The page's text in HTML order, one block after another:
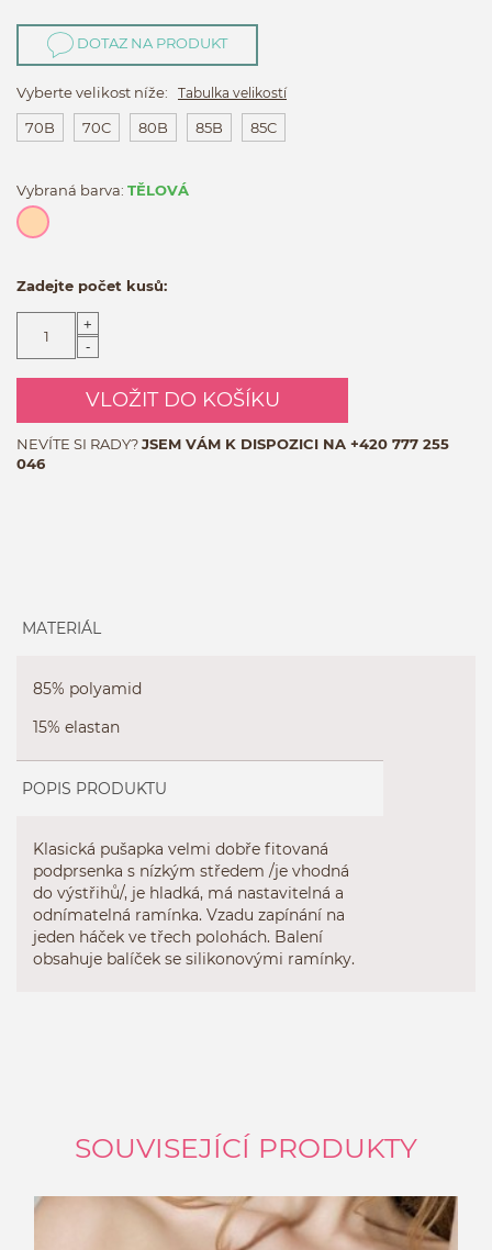
DOTAZ NA PRODUKT
Vyberte velikost níže: Tabulka velikostí
70B 70C 80B 85B 85C
Vybraná barva: TĚLOVÁ
Zadejte počet kusů:
+
-
VLOŽIT DO KOŠÍKU
NEVÍTE SI RADY?JSEM VÁM K DISPOZICI NA +420 777 255
046
MATERIÁL
85% polyamid
15% elastan
POPIS PRODUKTU
Klasická pušapka velmi dobře fitovaná
podprsenka s nízkým středem /je vhodná
do výstřihů/, je hladká, má nastavitelná a
odnímatelná ramínka. Vzadu zapínání na
jeden háček ve třech polohách. Balení
obsahuje balíček se silikonovými ramínky.
SOUVISEJÍCÍ PRODUKTY